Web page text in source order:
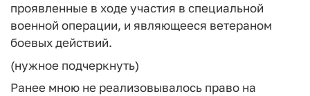
проявленные в ходе участия в специальной
военной операции, и являющееся ветераном
боевых действий.
(нужное подчеркнуть)
Ранее мною не реализовывалось право на